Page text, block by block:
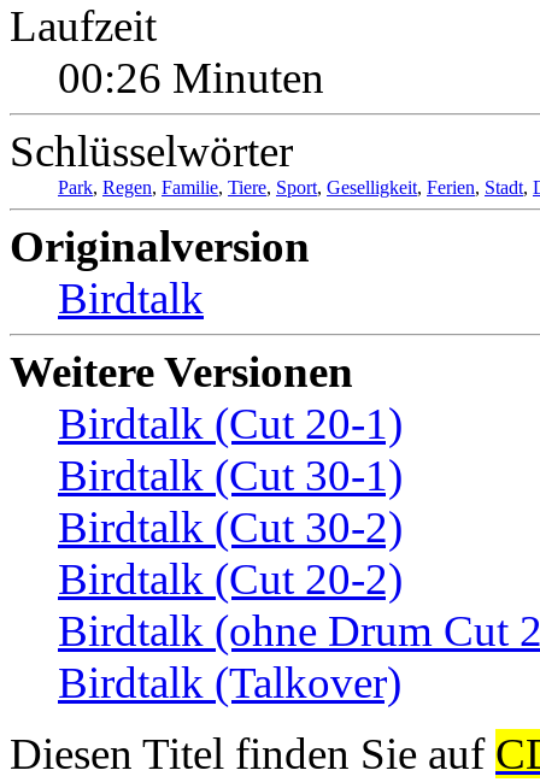
Laufzeit
00:26 Minuten
Schlüsselwörter
Park, Regen, Familie, Tiere, Sport, Geselligkeit, Ferien, Stadt,
Originalversion
Birdtalk
Weitere Versionen
Birdtalk (Cut 20-1)
Birdtalk (Cut 30-1)
Birdtalk (Cut 30-2)
Birdtalk (Cut 20-2)
Birdtalk (ohne Drum Cut
Birdtalk (Talkover)
Diesen Titel finden Sie auf